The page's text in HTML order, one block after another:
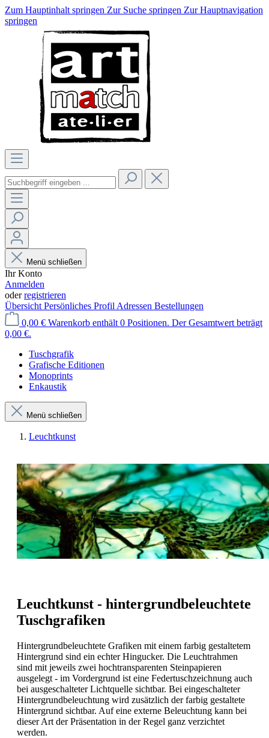
Zum Hauptinhalt springen Zur Suche springen Zur Hauptnavigation
springen
Menü schließen
Ihr Konto
Anmelden
oderregistrieren
Übersicht Persönliches Profil Adressen Bestellungen
0,00 € Warenkorb enthält 0 Positionen. Der Gesamtwert beträgt
0,00 €.
Tuschgrafik
Grafische Editionen
Monoprints
Enkaustik
Menü schließen
Leuchtkunst
Leuchtkunst - hintergrundbeleuchtete
Tuschgrafiken
Hintergrundbeleuchtete Grafiken mit einem farbig gestaltetem
Hintergrund sind ein echter Hingucker. Die Leuchtrahmen
sind mit jeweils zwei hochtransparenten Steinpapieren
ausgelegt - im Vordergrund ist eine Federtuschzeichnung auch
bei ausgeschalteter Lichtquelle sichtbar. Bei eingeschalteter
Hintergrundbeleuchtung wird zusätzlich der farbig gestaltete
Hintergrund sichtbar. Auf eine externe Beleuchtung kann bei
dieser Art der Präsentation in der Regel ganz verzichtet
werden.